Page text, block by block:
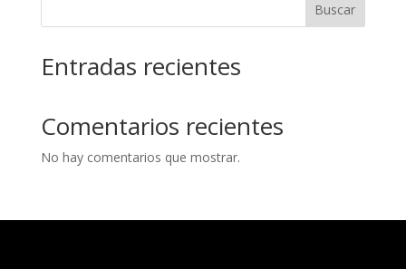
Buscar
Entradas recientes
Comentarios recientes
No hay comentarios que mostrar.